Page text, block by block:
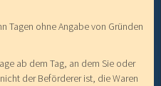
Tagen ohne Angabe von Gründen
ab dem Tag, an dem Sie oder
der Beförderer ist, die Waren